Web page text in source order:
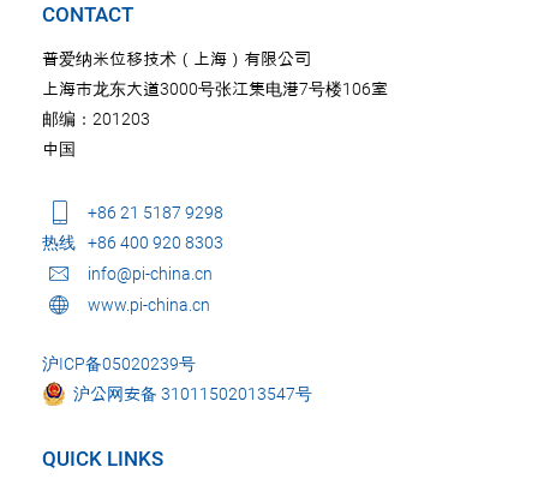
CONTACT
普爱纳米位移技术（上海）有限公司
上海市龙东大道3000号张江集电港7号楼106室
邮编：201203
中国
+86 21 5187 9298
热线
+86 400 920 8303
info@pi-china.cn
www.pi-china.cn
沪ICP备05020239号
沪公网安备 31011502013547号
QUICK LINKS